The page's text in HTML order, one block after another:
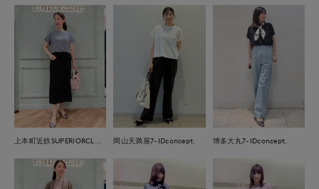
岡山天満屋7-IDconcept. 博多大丸7-IDconcept.